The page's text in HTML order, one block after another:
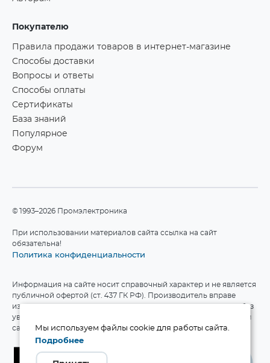
Покупателю
Правила продажи товаров в интернет-магазине
Способы доставки
Вопросы и ответы
Способы оплаты
Сертификаты
База знаний
Популярное
Форум
©1993–2026 Промэлектроника
При использовании материалов сайта ссылка на сайт
обязательна!
Политика конфиденциальности
Информация на сайте носит справочный характер и не является
публичной офертой (ст. 437 ГК РФ). Производитель вправе
изменять технические характеристики и комплект поставки без
уведомления. Актуальные данные приведены на официальном
сайте производителя.
Мы используем файлы cookie для работы сайта.
Подробнее